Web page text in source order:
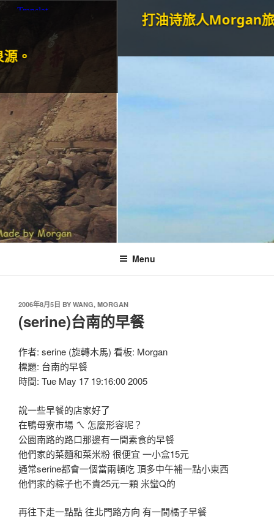
打油诗旅人Morgan旅行和
Menu
2006年8月5日 BY WANG, MORGAN
(serine)台南的早餐
作者: serine (旋轉木馬) 看板: Morgan
標題: 台南的早餐
時間: Tue May 17 19:16:00 2005
說一些早餐的店家好了
在鴨母寮市場 ㄟ 怎麼形容呢？
公園南路的路口那邊有一間素食的早餐
他們家的菜麵和菜米粉 很便宜 一小盒15元
通常serine都會一個當兩頓吃 頂多中午補一點小東西
他們家的粽子也不貴25元一顆 米蠻Q的
再往下走一點點 往北門路方向 有一間橘子早餐